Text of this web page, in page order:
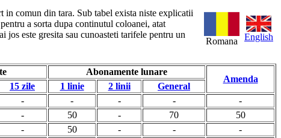
in comun din tara. Sub tabel exista niste explicatii
a sorta dupa continutul coloanei, atat
jos este gresita sau cunoasteti tarifele pentru un
Romana English
Abonamente lunare
Amenda
15 zile 1 linie 2 linii General
- - - - -
- 50 - 70 50
- 50 - - -